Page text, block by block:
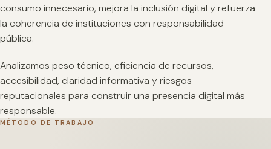
consumo innecesario, mejora la inclusión digital y refuerza
la coherencia de instituciones con responsabilidad
pública.
Analizamos peso técnico, eficiencia de recursos,
accesibilidad, claridad informativa y riesgos
reputacionales para construir una presencia digital más
responsable.
MÉTODO DE TRABAJO